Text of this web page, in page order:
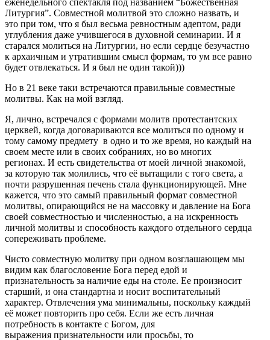
Литургия”. Совместной молитвой это сложно назвать, и
это при том, что я был весьма ревностным адептом, ради
углубления даже учившегося в духовной семинарии. И я
старался молиться на Литургии, но если сердце безучастно
к архаичным и утратившим смысл формам, то ум все равно
будет отвлекаться. И я был не один такой)))
Но в 21 веке таки встречаются правильные совместные
молитвы. Как на мой взгляд.
Я, лично, встречался с формами молитв протестантских
церквей, когда договариваются все молиться по одному и
тому самому предмету в одно и то же время, но каждый на
своем месте или в своих собраниях, но во многих
регионах. И есть свидетельства от моей личной знакомой,
за которую так молились, что её вытащили с того света, а
почти разрушенная печень стала функционирующей. Мне
кажется, что это самый правильный формат совместной
молитвы, опирающийся не на массовку и давление на Бога
своей совместностью и численностью, а на искренность
личной молитвы и способность каждого отдельного сердца
сопереживать проблеме.
Чисто совместную молитву при одном возглашающем мы
видим как благословение Бога перед едой и
признательность за наличие еды на столе. Ее произносит
старший, и она стандартна и носит воспитательный
характер. Отвлечения ума минимальны, поскольку каждый
её может повторить про себя. Если же есть личная
потребность в контакте с Богом, для
выражения признательности или просьбы, то